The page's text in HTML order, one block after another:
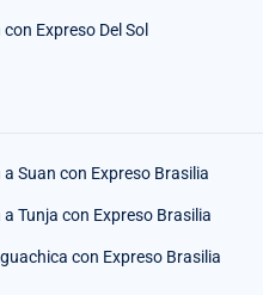
Expreso Del Sol
Suan con Expreso Brasilia
Tunja con Expreso Brasilia
con Expreso Brasilia